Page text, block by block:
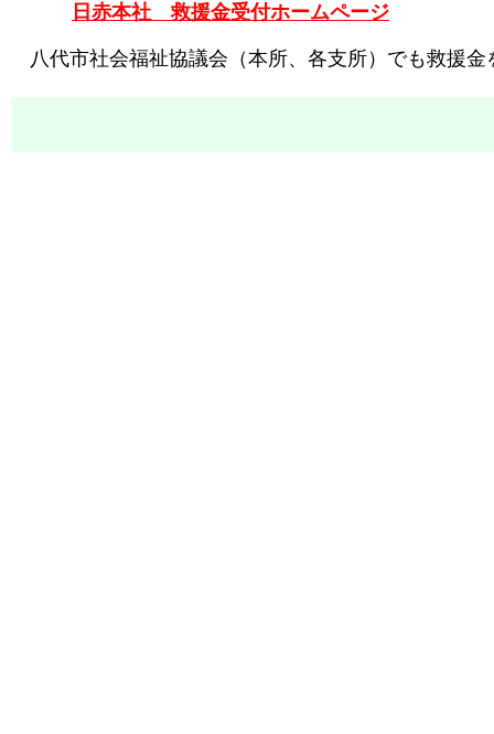
日赤本社 救援金受付ホームページ
八代市社会福祉協議会（本所、各支所）でも救援